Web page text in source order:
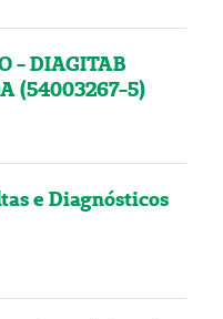
- DIAGITAB
(54003267-5)
e Diagnósticos